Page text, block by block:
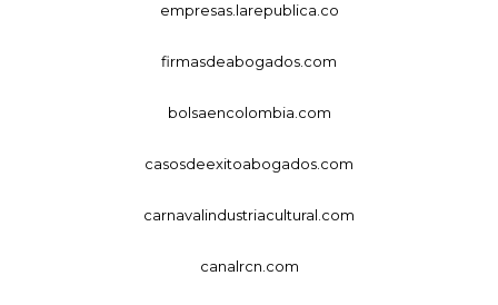
empresas.larepublica.co
firmasdeabogados.com
bolsaencolombia.com
casosdeexitoabogados.com
carnavalindustriacultural.com
canalrcn.com